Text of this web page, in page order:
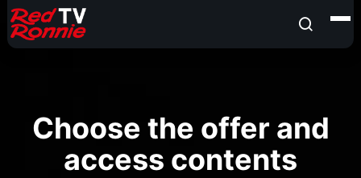
Choose the offer and
access contents